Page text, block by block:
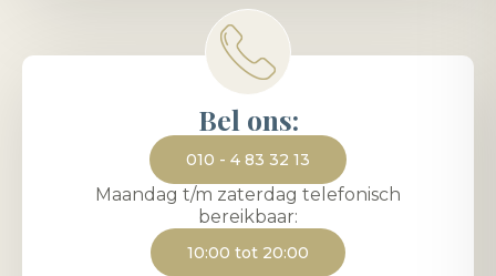
Bel ons:
010 - 4 83 32 13
Maandag t/m zaterdag telefonisch
bereikbaar:
10:00 tot 20:00